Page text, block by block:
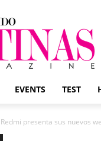
EVENTS TEST
Redmi presenta sus nuevos